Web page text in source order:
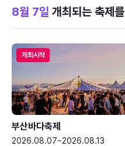
8월 7일 개최되는 축제
개최시작
부산바다축제
2026.08.07~2026.08.13